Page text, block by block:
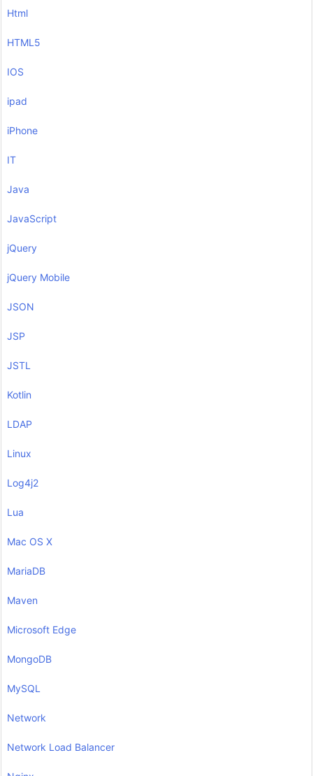
Html
HTML5
IOS
ipad
iPhone
IT
Java
JavaScript
jQuery
jQuery Mobile
JSON
JSP
JSTL
Kotlin
LDAP
Linux
Log4j2
Lua
Mac OS X
MariaDB
Maven
Microsoft Edge
MongoDB
MySQL
Network
Network Load Balancer